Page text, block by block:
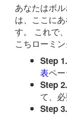
あなたはボ
は、ここに
す。 これで
こちローミ
Step 1.
表ペ
Step 2.
て、
Step 3.